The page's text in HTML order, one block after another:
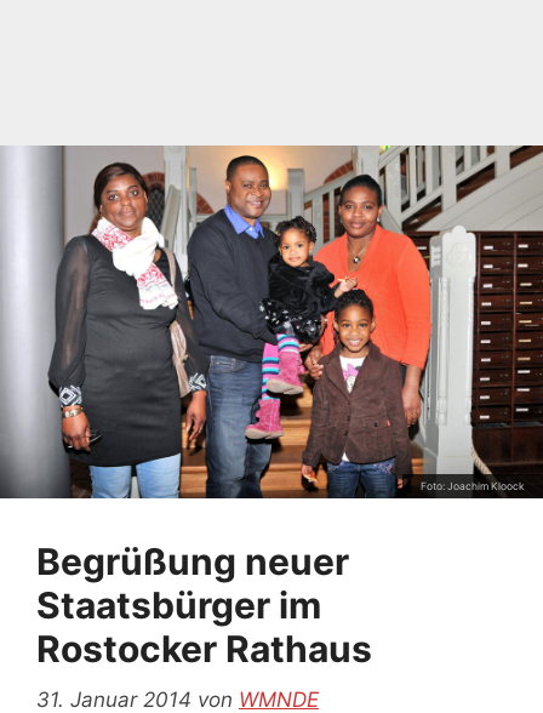
Foto: Joachim Kloock
Begrüßung neuer
Staatsbürger im
Rostocker Rathaus
31. Januar 2014 von WMNDE